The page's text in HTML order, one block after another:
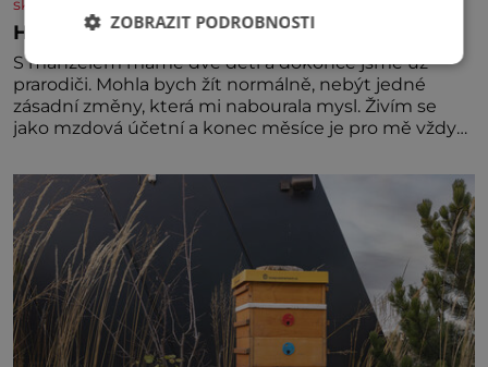
skutecnepribehy.cz
Hlas mě varuje před nebezpečím
S manželem máme dvě děti a dokonce jsme už
prarodiči. Mohla bych žít normálně, nebýt jedné
zásadní změny, která mi nabourala mysl. Živím se
jako mzdová účetní a konec měsíce je pro mě vždy
máme vnoučata, mi dcera čím dál častěji volá o
pomoc, co se hlídání týče. Dalo by se
ZOBRAZIT PODROBNOSTI